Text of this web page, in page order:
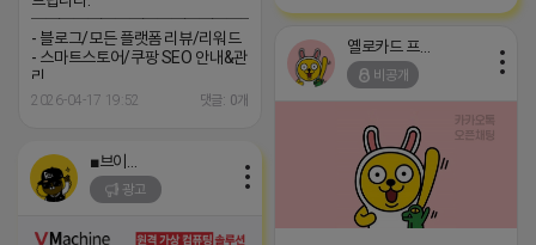
─────────────────
- 블로그/모든 플랫폼 리뷰/리워드
- 스마트스토어/쿠팡 SEO 안내&관
리
─────────────────
2026-04-17 19:52 댓글: 0개
옐로카드 프로도
비공개
광고